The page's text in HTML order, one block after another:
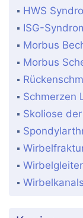
HWS
ISG-
Morbus
Morbus
Schmerzen
Skoliose